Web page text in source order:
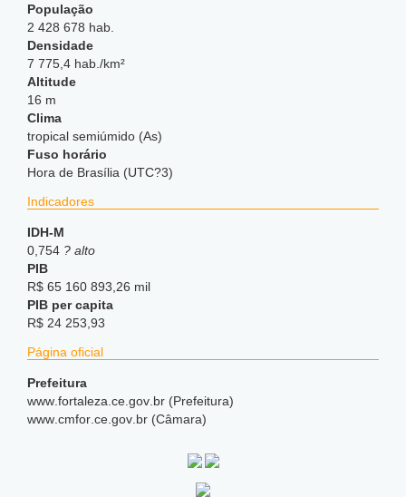
População
2 428 678 hab.
Densidade
7 775,4 hab./km²
Altitude
16 m
Clima
tropical semiúmido (As)
Fuso horário
Hora de Brasília (UTC?3)
Indicadores
IDH-M
0,754 ? alto
PIB
R$ 65 160 893,26 mil
PIB per capita
R$ 24 253,93
Página oficial
Prefeitura
www .fortaleza .ce .gov .br (Prefeitura)
www .cmfor .ce .gov .br (Câmara)